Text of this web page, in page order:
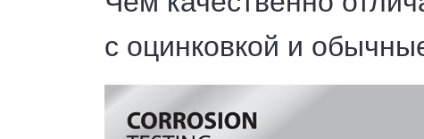
с оцинковкой и